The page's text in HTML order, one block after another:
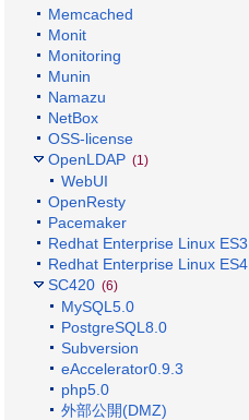
Memcached
Monit
Monitoring
Munin
Namazu
NetBox
OSS-license
OpenLDAP (1)
WebUI
OpenResty
Pacemaker
Redhat Enterprise Linux ES3
Redhat Enterprise Linux ES4
SC420 (6)
MySQL5.0
PostgreSQL8.0
Subversion
eAccelerator0.9.3
php5.0
外部公開(DMZ)